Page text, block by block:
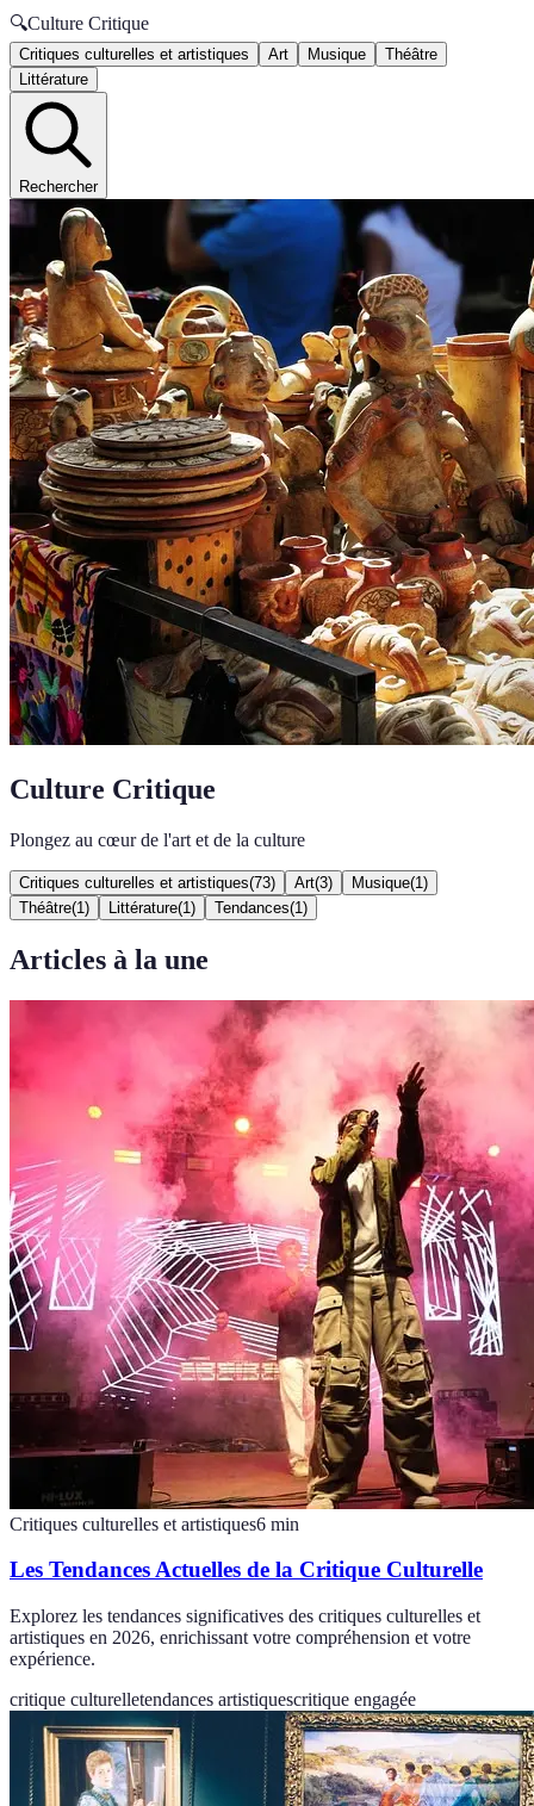
🔍Culture Critique
Critiques culturelles et artistiques Art Musique
Théâtre
Littérature
Rechercher
Culture Critique
Plongez au cœur de l'art et de la culture
Critiques culturelles et artistiques(73) Art(3) Musique(1 )
Théâtre(1 ) Littérature(1 ) Tendances(1 )
Articles à la une
Critiques culturelles et artistiques6 min
Les Tendances Actuelles de la Critique Culturelle
Explorez les tendances significatives des critiques culturelles et
artistiques en 2026, enrichissant votre compréhension et votre
expérience.
critique culturelletendances artistiquescritique engagée